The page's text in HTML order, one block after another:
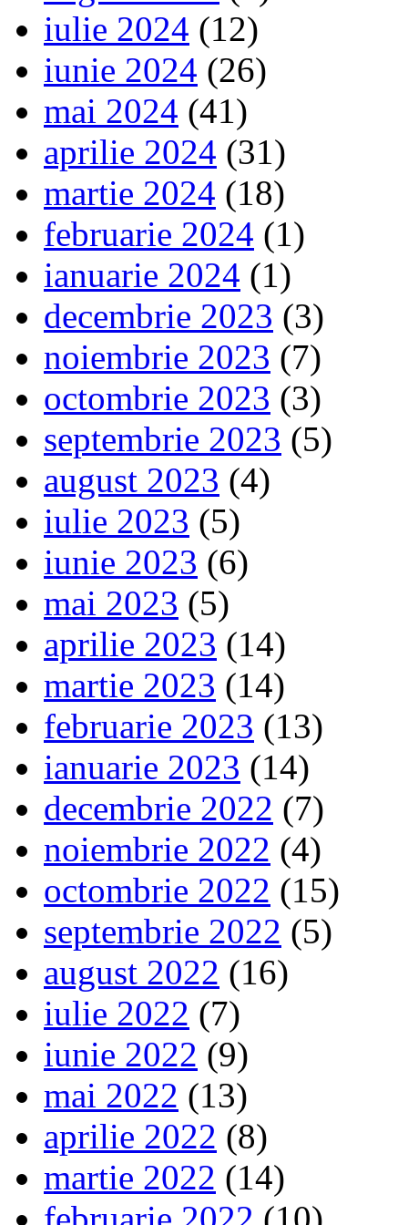
iulie 2024 (12)
iunie 2024 (26)
mai 2024 (41)
aprilie 2024 (31)
martie 2024 (18)
februarie 2024 (1)
ianuarie 2024 (1)
decembrie 2023 (3)
noiembrie 2023 (7)
octombrie 2023 (3)
septembrie 2023 (5)
august 2023 (4)
iulie 2023 (5)
iunie 2023 (6)
mai 2023 (5)
aprilie 2023 (14)
martie 2023 (14)
februarie 2023 (13)
ianuarie 2023 (14)
decembrie 2022 (7)
noiembrie 2022 (4)
octombrie 2022 (15)
septembrie 2022 (5)
august 2022 (16)
iulie 2022 (7)
iunie 2022 (9)
mai 2022 (13)
aprilie 2022 (8)
martie 2022 (14)